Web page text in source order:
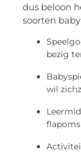
dus beloon
soorten
bezig
wil